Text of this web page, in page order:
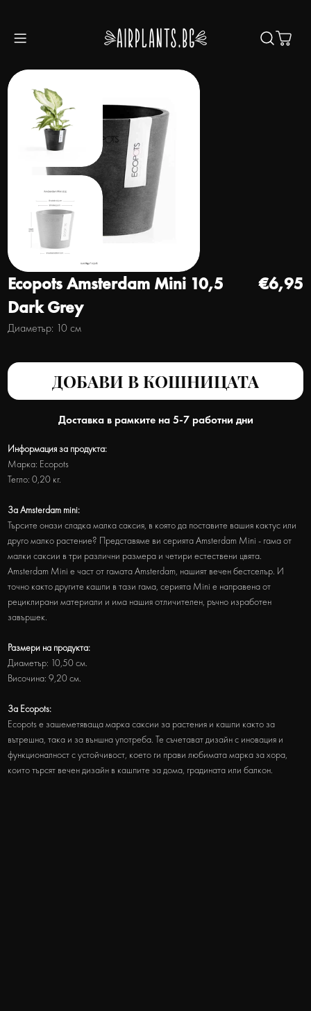
Преминете към информацията за продукта
Ecopots Amsterdam Mini 10,5
Dark Grey
Редовна цена
€6,95
Диаметър: 10 см
ДОБАВИ В КОШНИЦАТА
Доставка в рамките на 5-7 работни дни
Информация за продукта:
Марка: Ecopots
Тегло: 0,20 кг.
За Amsterdam mini:
Търсите онази сладка малка саксия, в която да поставите вашия кактус или
друго малко растение? Представяме ви серията Amsterdam Mini - гама от
малки саксии в три различни размера и четири естествени цвята.
Amsterdam Mini е част от гамата Amsterdam, нашият вечен бестселър. И
точно както другите кашпи в тази гама, серията Mini е направена от
рециклирани материали и има нашия отличителен, ръчно изработен
завършек.
Размери на продукта:
Диаметър: 10,50 см.
Височина: 9,20 см.
За Ecopots:
Ecopots е зашеметяваща марка саксии за растения и кашпи както за
вътрешна, така и за външна употреба. Те съчетават дизайн с иновация и
функционалност с устойчивост, което ги прави любимата марка за хора,
които търсят вечен дизайн в кашпите за дома, градината или балкон.